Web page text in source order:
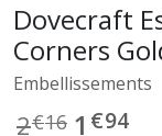
Dovecraft
Corners
Embellissements
2€16 1 €94